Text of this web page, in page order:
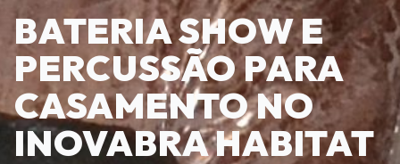
BATERIA SHOW E
PERCUSSÃO PARA
CASAMENTO NO
INOVABRA HABITAT